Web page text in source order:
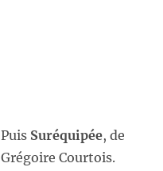
Puis Suréquipée, de
Grégoire Courtois.